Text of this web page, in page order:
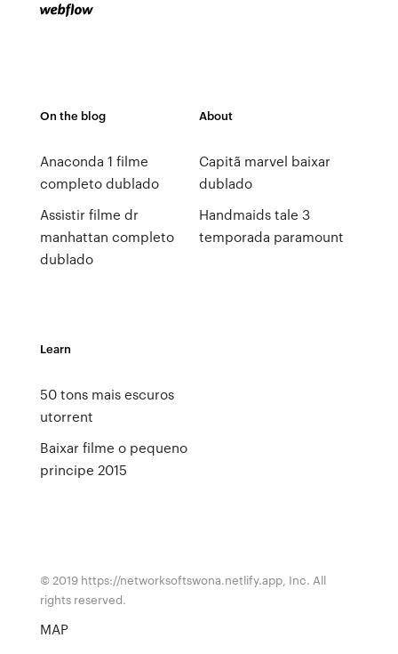
On the blog
Anaconda 1 filme
completo dublado
Assistir filme dr
manhattan completo
dublado
About
Capitã marvel baixar
dublado
Handmaids tale 3
temporada paramount
Learn
50 tons mais escuros
utorrent
Baixar filme o pequeno
principe 2015
© 2019 https://networksoftswona.netlify.app, Inc. All
rights reserved.
MAP